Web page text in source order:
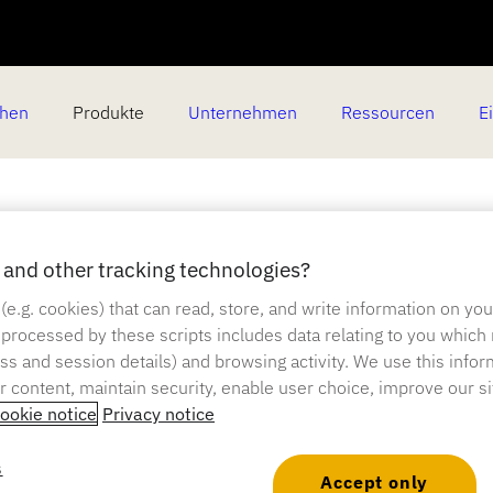
Produkte Unternehmen Ressourcen
der
Gesetz
der
other tracking technologies?
cookies) that can read, store, and write information on
by these scripts includes data relating to you
and session details) and browsing activity. We use this
content, maintain security, enable user choice, improve our
notice Privacy notice
Accept only